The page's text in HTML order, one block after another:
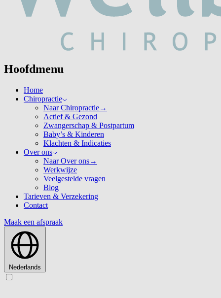
Hoofdmenu
Home
Chiropractie
Naar Chiropractie→
Actief & Gezond
Zwangerschap & Postpartum
Baby’s & Kinderen
Klachten & Indicaties
Over ons
Naar Over ons→
Werkwijze
Veelgestelde vragen
Blog
Tarieven & Verzekering
Contact
Maak een afspraak
Nederlands